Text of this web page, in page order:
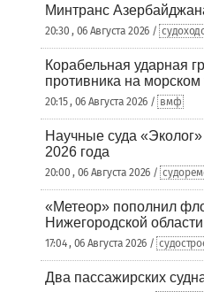
Минтранс
20:30 , 06 Августа 2026 /
Корабельная ударная
противника на морском
20:15 , 06 Августа 2026 / вмф
Научные суда
2026 года
20:00 , 06 Августа 2026 /
«Метеор» пополнил
Нижегородской области
17:04 , 06 Августа 2026 /
Два пассажирских